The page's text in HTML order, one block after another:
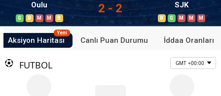
Oulu
G B M M B
2 - 2 SJK
B G M M M
Aksiyon Haritası
Yeni
Canlı Puan Durumu İddaa Oranları
FUTBOL GMT +00:00